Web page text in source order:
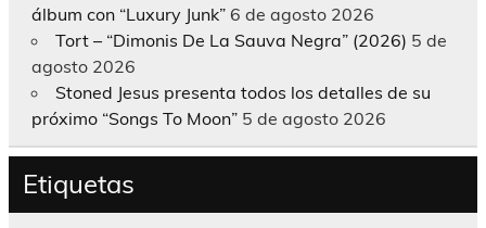
álbum con “Luxury Junk” 6 de agosto 2026
Tort – “Dimonis De La Sauva Negra” (2026) 5 de
agosto 2026
Stoned Jesus presenta todos los detalles de su
próximo “Songs To Moon” 5 de agosto 2026
Etiquetas